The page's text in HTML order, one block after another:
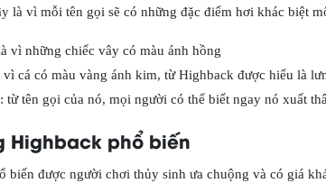
là vì mỗi tên gọi sẽ có những đặc điểm hơi khác biệt
vì những chiếc vây có màu ánh hồng
cá có màu vàng ánh kim, từ Highback được hiểu là
tên gọi của nó, mọi người có thể biết ngay nó xuất
Highback phổ biến
biến được người chơi thủy sinh ưa chuộng và có giá